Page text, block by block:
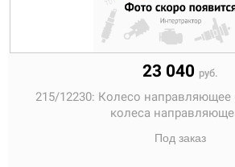
23 040 руб.
215/12230: Колесо направляющее
колеса
Под заказ